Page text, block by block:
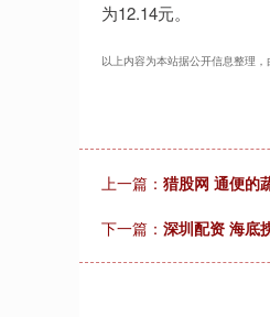
为12.14元。
以上内容为本站据公开信息整理
上一篇： 猎股网 通便的
下一篇： 深圳配资 海底